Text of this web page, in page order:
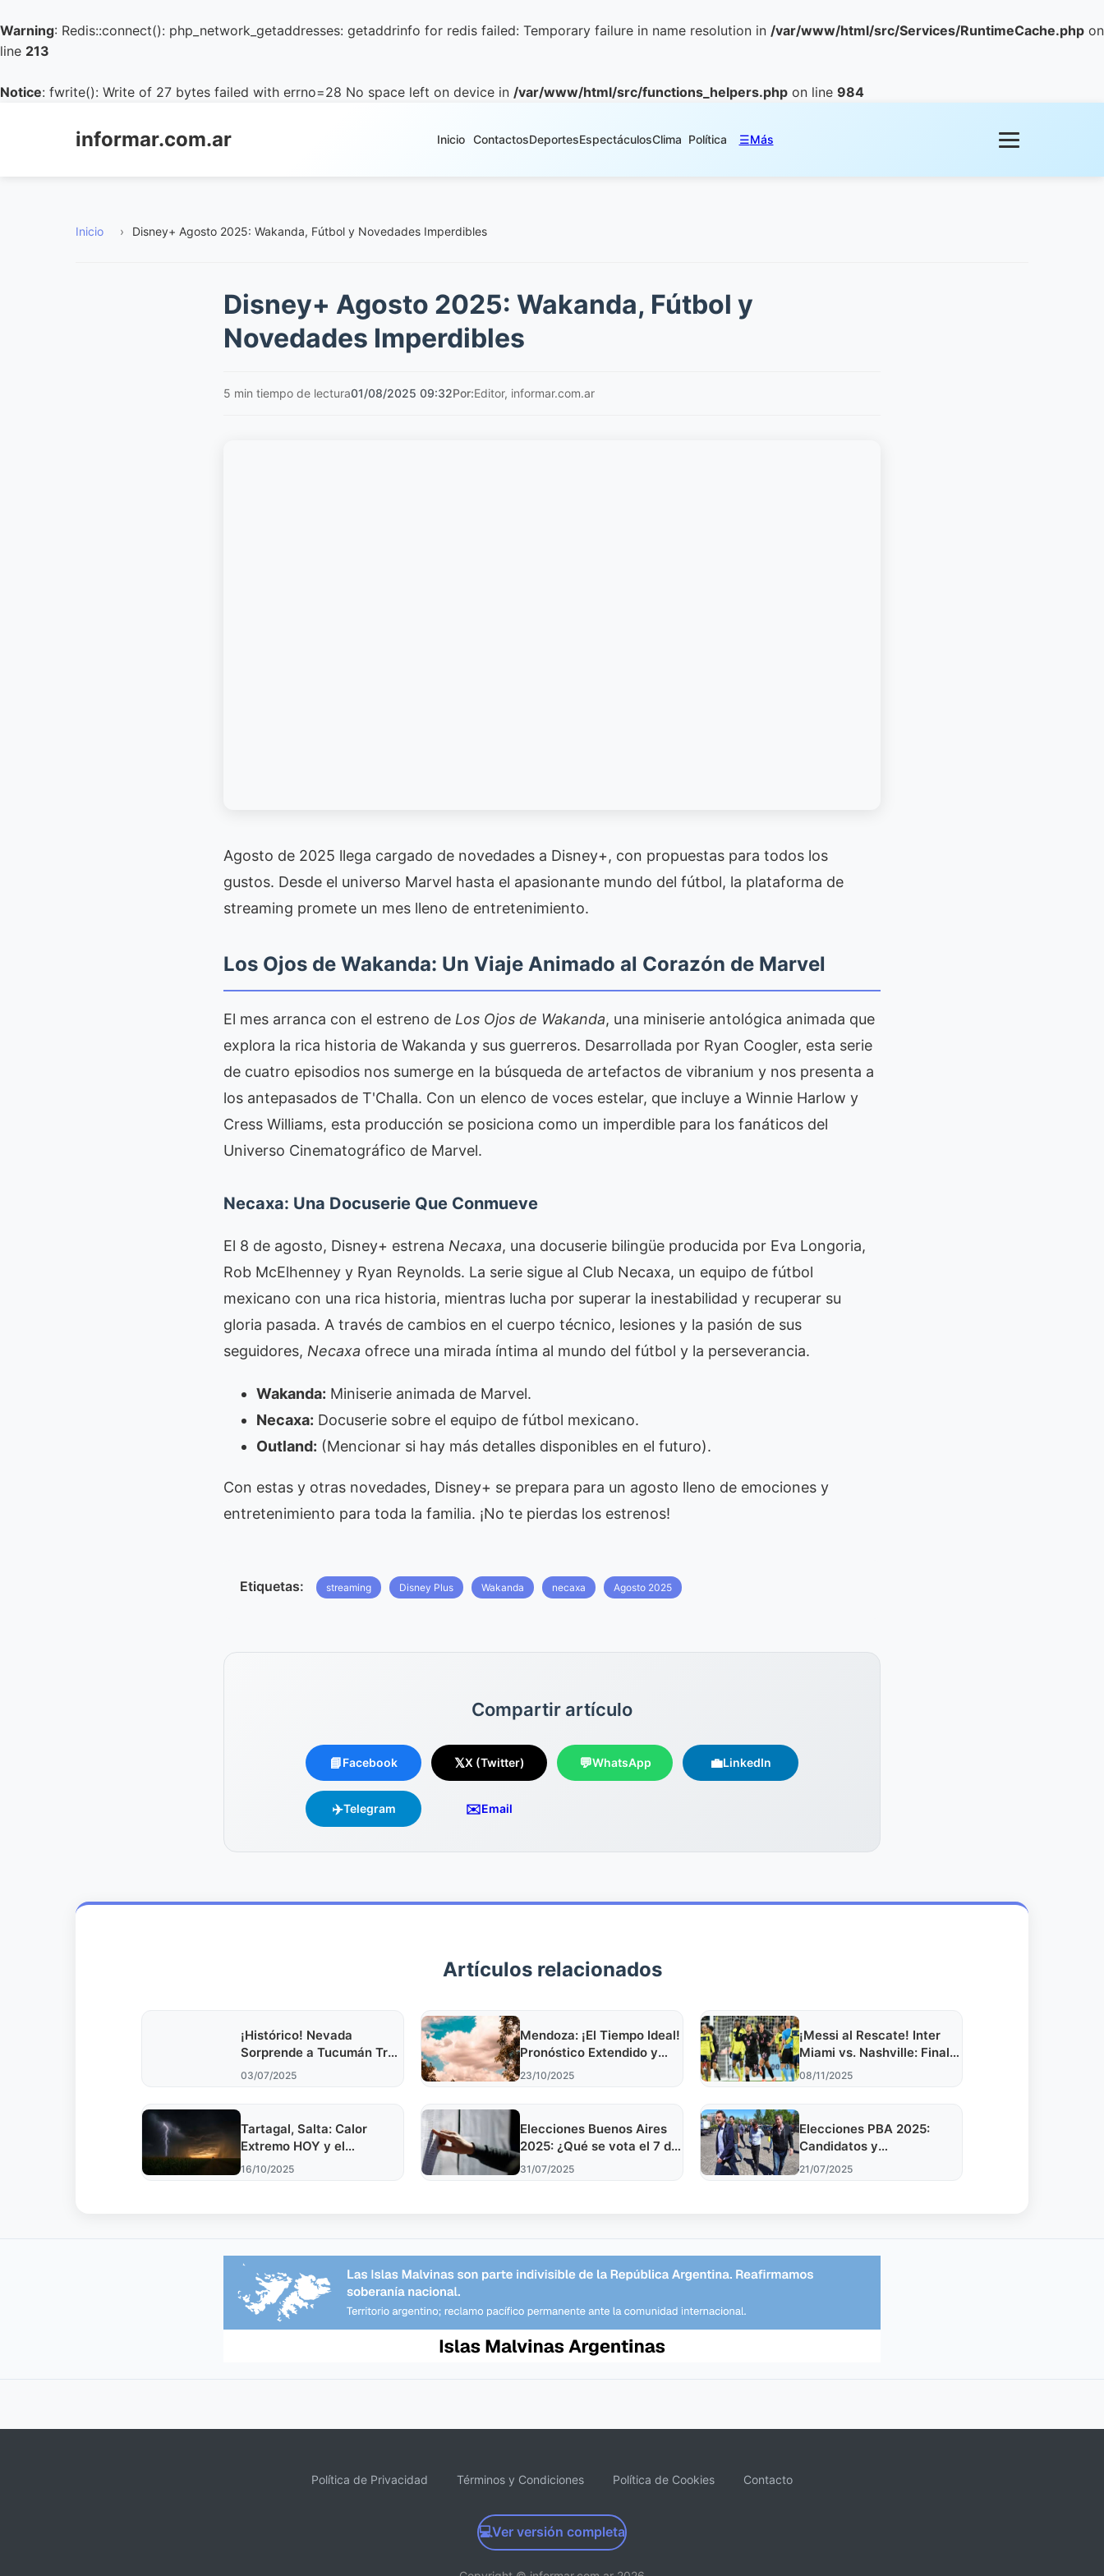
Warning: Redis::connect(): php_network_getaddresses: getaddrinfo for redis failed: Temporary failure in name resolution in /var/www/html/src/Services/RuntimeCache.php on
line 213
Notice: fwrite(): Write of 27 bytes failed with errno=28 No space left on device in /var/www/html/src/functions_helpers.php on line 984
informar.com.ar Inicio ContactosDeportesEspectáculosClima Política ☰Más
Inicio › Disney+ Agosto 2025: Wakanda, Fútbol y Novedades Imperdibles
Disney+ Agosto 2025: Wakanda, Fútbol y
Novedades Imperdibles
5 min tiempo de lectura01/08/2025 09:32Por:Editor, informar.com.ar
Agosto de 2025 llega cargado de novedades a Disney+, con propuestas para todos los
gustos. Desde el universo Marvel hasta el apasionante mundo del fútbol, la plataforma de
streaming promete un mes lleno de entretenimiento.
Los Ojos de Wakanda: Un Viaje Animado al Corazón de Marvel
El mes arranca con el estreno de Los Ojos de Wakanda, una miniserie antológica animada que
explora la rica historia de Wakanda y sus guerreros. Desarrollada por Ryan Coogler, esta serie
de cuatro episodios nos sumerge en la búsqueda de artefactos de vibranium y nos presenta a
los antepasados de T'Challa. Con un elenco de voces estelar, que incluye a Winnie Harlow y
Cress Williams, esta producción se posiciona como un imperdible para los fanáticos del
Universo Cinematográfico de Marvel.
Necaxa: Una Docuserie Que Conmueve
El 8 de agosto, Disney+ estrena Necaxa, una docuserie bilingüe producida por Eva Longoria,
Rob McElhenney y Ryan Reynolds. La serie sigue al Club Necaxa, un equipo de fútbol
mexicano con una rica historia, mientras lucha por superar la inestabilidad y recuperar su
gloria pasada. A través de cambios en el cuerpo técnico, lesiones y la pasión de sus
seguidores, Necaxa ofrece una mirada íntima al mundo del fútbol y la perseverancia.
Wakanda: Miniserie animada de Marvel.
Necaxa: Docuserie sobre el equipo de fútbol mexicano.
Outland: (Mencionar si hay más detalles disponibles en el futuro).
Con estas y otras novedades, Disney+ se prepara para un agosto lleno de emociones y
entretenimiento para toda la familia. ¡No te pierdas los estrenos!
Etiquetas: streaming Disney Plus Wakanda necaxa Agosto 2025
Compartir artículo
📘Facebook 𝕏X (Twitter) 💬WhatsApp 💼LinkedIn
✈️Telegram ✉️Email
Artículos relacionados
¡Histórico! Nevada
Sorprende a Tucumán Tras
15 Años de Ausencia
03/07/2025
Mendoza: ¡El Tiempo Ideal!
Pronóstico Extendido y
Datos Clave 2025
23/10/2025
¡Messi al Rescate! Inter
Miami vs. Nashville: Final
Anticipada HOY
08/11/2025
Tartagal, Salta: Calor
Extremo HOY y el
Pronóstico Detallado
16/10/2025
Elecciones Buenos Aires
2025: ¿Qué se vota el 7 de
septiembre?
31/07/2025
Elecciones PBA 2025:
Candidatos y
Negociaciones al Límite
21/07/2025
Política de Privacidad Términos y Condiciones Política de Cookies Contacto
💻Ver versión completa